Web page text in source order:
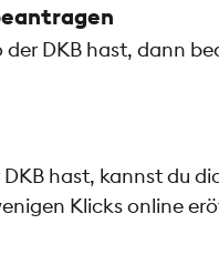
DKB hast, dann
hast, kannst du
Klicks online